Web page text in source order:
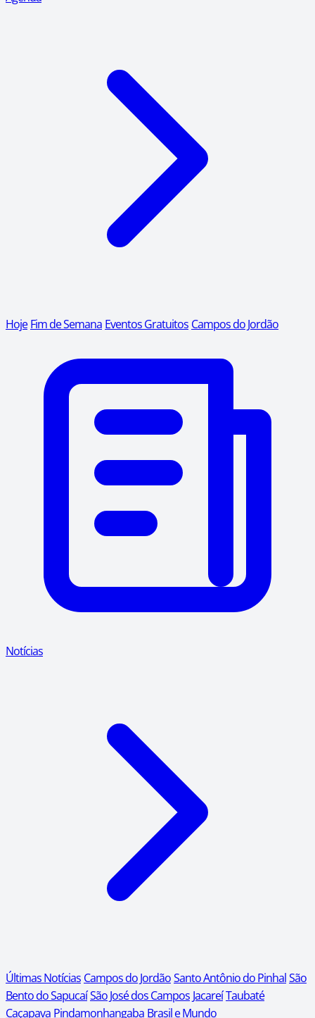
Hoje Fim de Semana Eventos Gratuitos Campos do Jordão
Notícias
Últimas Notícias Campos do JordãoSanto Antônio do PinhalSão
Bento do SapucaíSão José dos Campos JacareíTaubaté
Caçapava Pindamonhangaba Brasil e Mundo